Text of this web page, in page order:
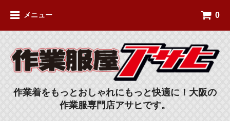
メニュー 0
作業着をもっとおしゃれにもっと快適に！大阪の
作業服専門店アサヒです。